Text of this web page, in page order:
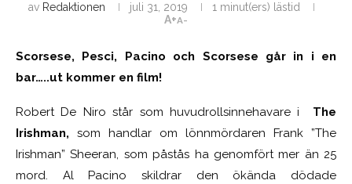
av Redaktionen juli 31, 2019
1 minut(ers) lästid
A+A-
Scorsese, Pesci, Pacino och Scorsese går in i en
bar…..ut kommer en film!
Robert De Niro står som huvudrollsinnehavare i The
Irishman, som handlar om lönnmördaren Frank ”The
Irishman” Sheeran, som påstås ha genomfört mer än 25
mord. Al Pacino skildrar den ökända dödade